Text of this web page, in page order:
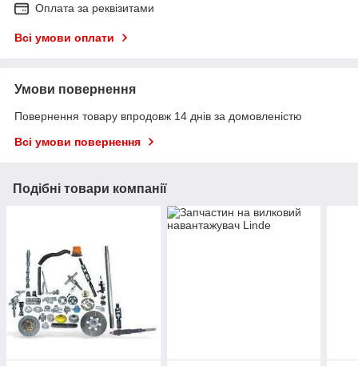
Оплата за реквізитами
Всі умови оплати
Умови повернення
Повернення товару впродовж 14 днів за домовленістю
Всі умови повернення
Подібні товари компанії